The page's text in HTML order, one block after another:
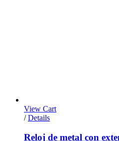
View Cart
/ Details
Reloj de metal con